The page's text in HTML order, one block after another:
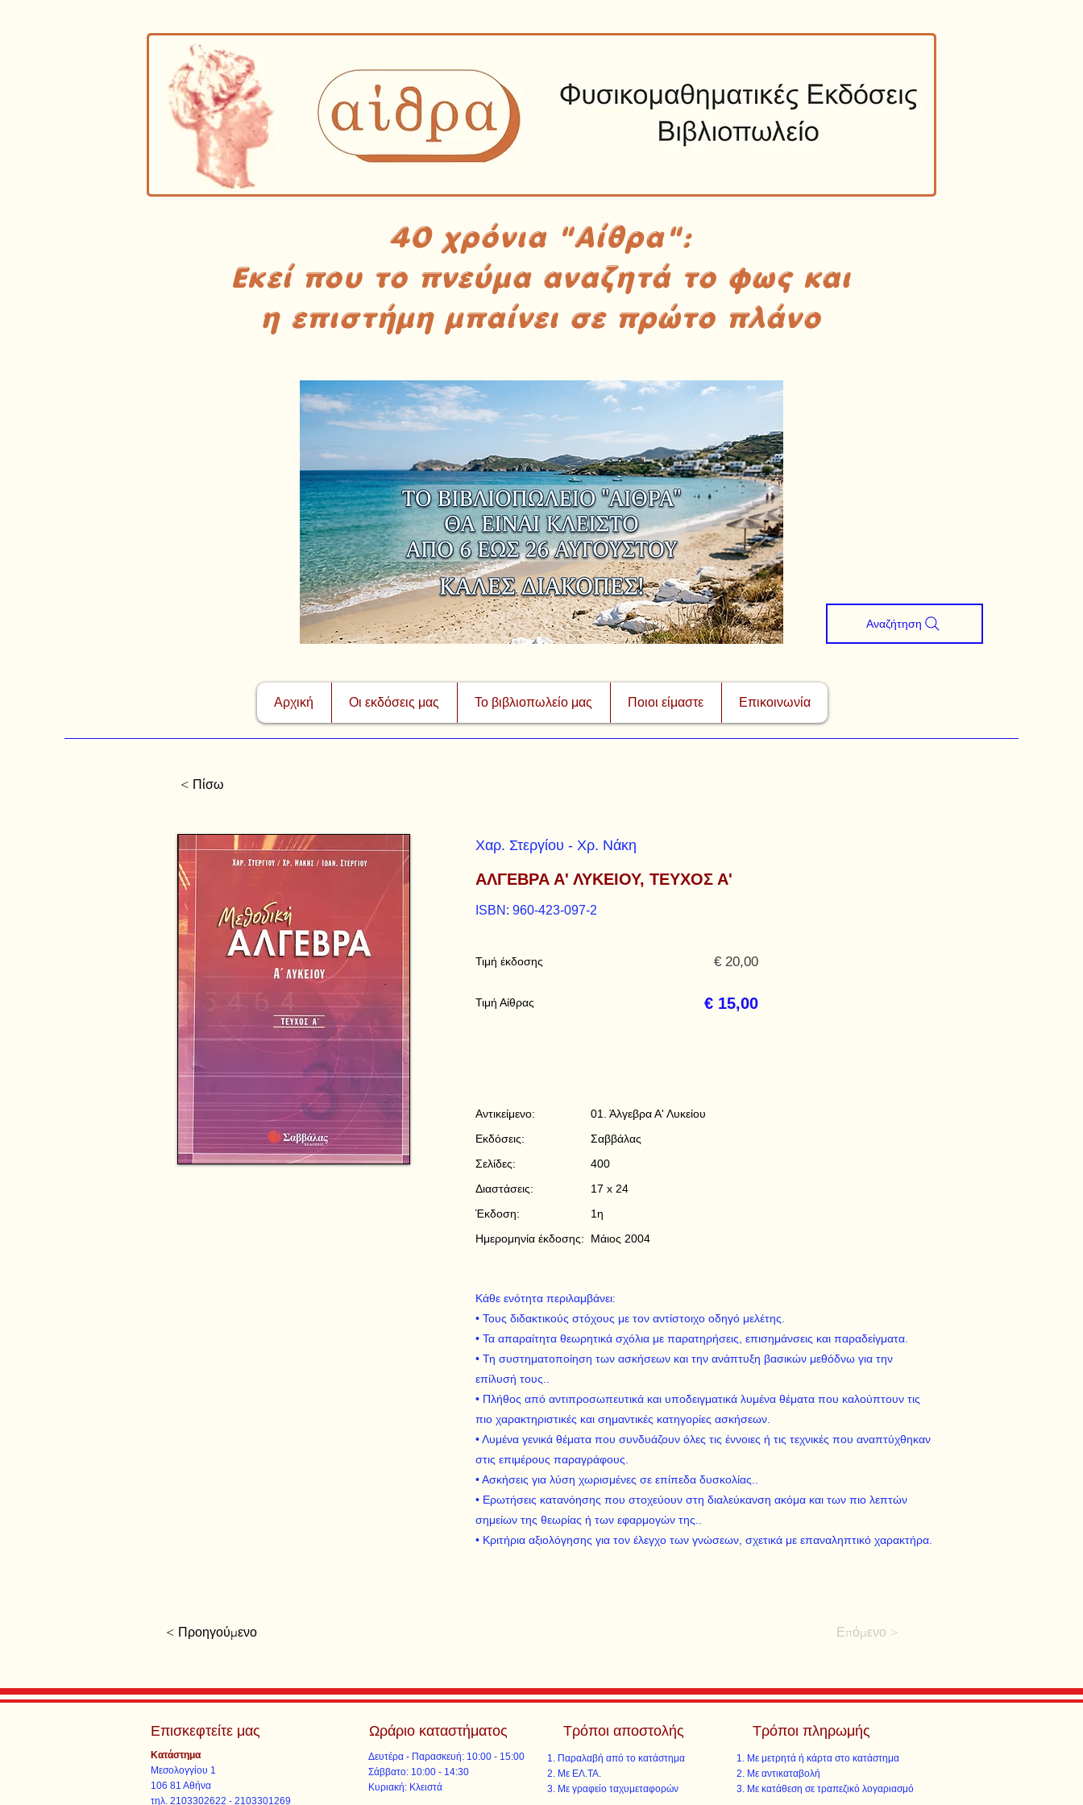
40 χρόνια "Αίθρα":
Εκεί που το πνεύμα αναζητά το φως και
η επιστήμη μπαίνει σε πρώτο πλάνο
Αρχική Οι εκδόσεις μας Το βιβλιοπωλείο μας Ποιοι είμαστε Επικοινωνία
Αναζήτηση
< Πίσω
Χαρ. Στεργίου - Χρ. Νάκη
ΑΛΓΕΒΡΑ Α' ΛΥΚΕΙΟΥ, ΤΕΥΧΟΣ Α'
ISBN: 960-423-097-2
Τιμή έκδοσης
Τιμή Αίθρας
€ 20,00
€ 15,00
Αντικείμενο:
01. Άλγεβρα Α' Λυκείου
Εκδόσεις:
Σαββάλας
Σελίδες:
400
Διαστάσεις:
17 x 24
Έκδοση:
1η
Ημερομηνία έκδοσης:
Μάιος 2004
Κάθε ενότητα περιλαμβάνει:
• Τους διδακτικούς στόχους με τον αντίστοιχο οδηγό μελέτης.
• Τα απαραίτητα θεωρητικά σχόλια με παρατηρήσεις, επισημάνσεις και παραδείγματα.
• Τη συστηματοποίηση των ασκήσεων και την ανάπτυξη βασικών μεθόδνω για την
επίλυσή τους..
• Πλήθος από αντιπροσωπευτικά και υποδειγματικά λυμένα θέματα που καλούπτουν τις
πιο χαρακτηριστικές και σημαντικές κατηγορίες ασκήσεων.
• Λυμένα γενικά θέματα που συνδυάζουν όλες τις έννοιες ή τις τεχνικές που αναπτύχθηκαν
στις επιμέρους παραγράφους.
• Ασκήσεις για λύση χωρισμένες σε επίπεδα δυσκολίας..
• Ερωτήσεις κατανόησης που στοχεύουν στη διαλεύκανση ακόμα και των πιο λεπτών
σημείων της θεωρίας ή των εφαρμογών της..
• Κριτήρια αξιολόγησης για τον έλεγχο των γνώσεων, σχετικά με επαναληπτικό χαρακτήρα.
< Προηγούμενο Επόμενο >
Επισκεφτείτε μας
Κατάστημα
Μεσολογγίου 1
106 81 Αθήνα
τηλ. 2103302622 - 2103301269
Ωράριο καταστήματος
Δευτέρα - Παρασκευή: 10:00 - 15:00
​​Σάββατο: 10:00 - 14:30
​Κυριακή: Κλειστά
Τρόποι αποστολής
Παραλαβή από το κατάστημα
Με ΕΛ.ΤΑ.​​
Με γραφείο ταχυμεταφορών​
Τρόποι πληρωμής
Με μετρητά ή κάρτα στο κατάστημα
Με αντικαταβολή
Με κατάθεση σε τραπεζικό λογαριασμό